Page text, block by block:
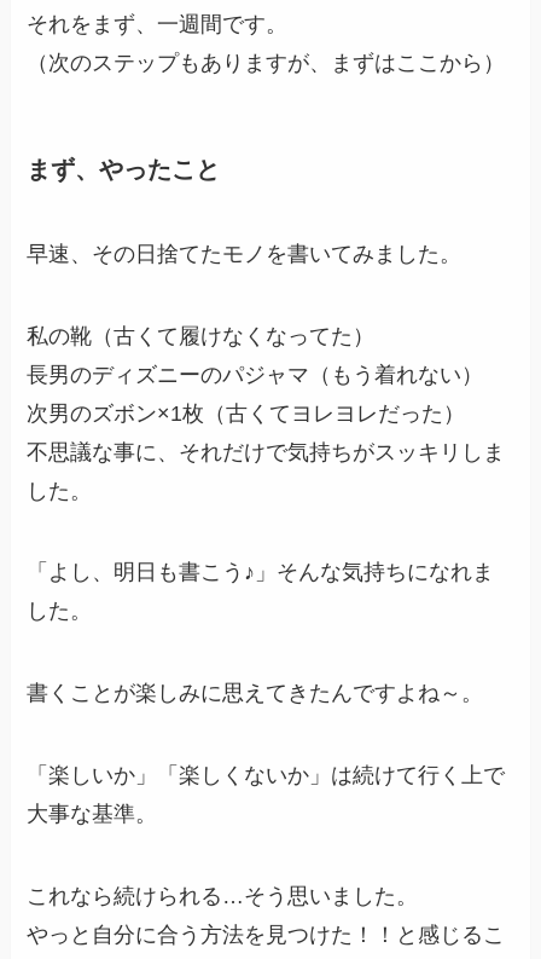
それをまず、一週間です。
（次のステップもありますが、まずはここから）
まず、やったこと
早速、その日捨てたモノを書いてみました。
私の靴（古くて履けなくなってた）
長男のディズニーのパジャマ（もう着れない）
次男のズボン×1枚（古くてヨレヨレだった）
不思議な事に、それだけで気持ちがスッキリしま
した。
「よし、明日も書こう♪」そんな気持ちになれま
した。
書くことが楽しみに思えてきたんですよね～。
「楽しいか」「楽しくないか」は続けて行く上で
大事な基準。
これなら続けられる…そう思いました。
やっと自分に合う方法を見つけた！！と感じるこ